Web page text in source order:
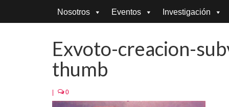
Nosotros Eventos Investigación
Exvoto-creacion-
thumb
| 0